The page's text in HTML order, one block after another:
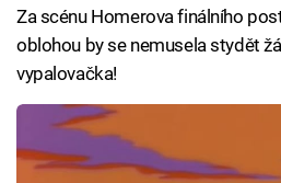
Za scénu Homerova finálního
oblohou by se nemusela stydět
vypalovačka!